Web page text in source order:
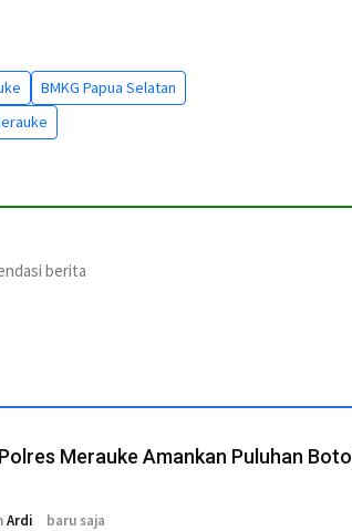
BMKG Papua Selatan
berita
Merauke Amankan Puluhan Botol
Ardi baru saja